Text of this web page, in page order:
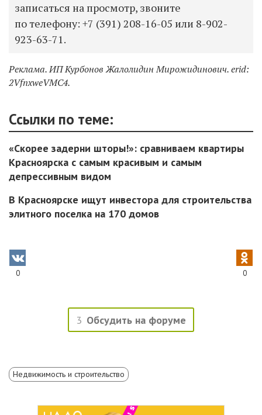
записаться на просмотр, звоните
по телефону: +7 (391) 208-16-05 или 8-902-
923-63-71.
Реклама. ИП Курбонов Жалолидин Мирожидинович. erid:
2VfnxweVMC4.
Ссылки по теме:
«Скорее задерни шторы!»: сравниваем квартиры
Красноярска с самым красивым и самым
депрессивным видом
В Красноярске ищут инвестора для строительства
элитного поселка на 170 домов
0 0
3 Обсудить на форуме
Недвижимость и строительство